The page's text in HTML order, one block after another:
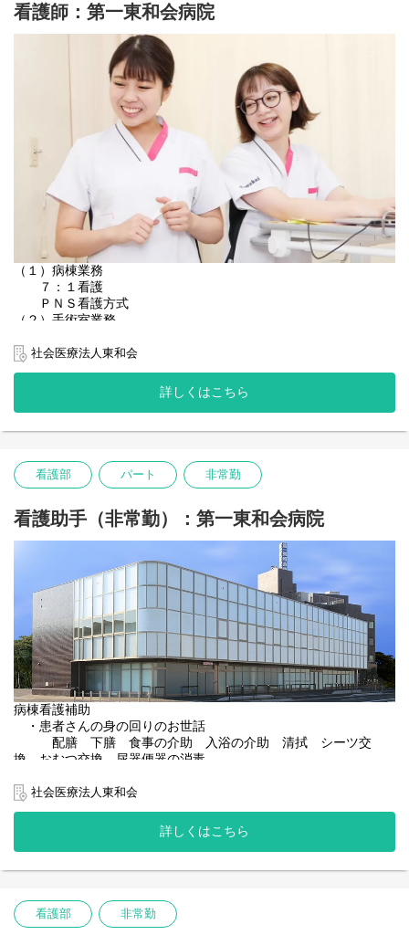
看護師：第一東和会病院
（１）病棟業務
７：１看護
ＰＮＳ看護方式
（２）手術室業務
・診察補助業務
社会医療法人東和会
詳しくはこちら
看護部 パート 非常勤
看護助手（非常勤）：第一東和会病院
病棟看護補助
・患者さんの身の回りのお世話
配膳 下膳 食事の介助 入浴の介助 清拭 シーツ交
換 おむつ交換 尿器便器の消毒
の環境整備 物品の整理整頓
メッセンジャー業務 など
・物品の補充 患者移送の介助 手術室清掃 メッセンジャー
業務 ベッドメーキング
社会医療法人東和会
詳しくはこちら
看護部 非常勤